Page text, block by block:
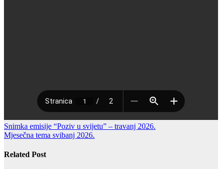
Navigacija
objava
Snimka emisije “Poziv u svijetu” – travanj 2026.
Mjesečna tema svibanj 2026.
Related Post